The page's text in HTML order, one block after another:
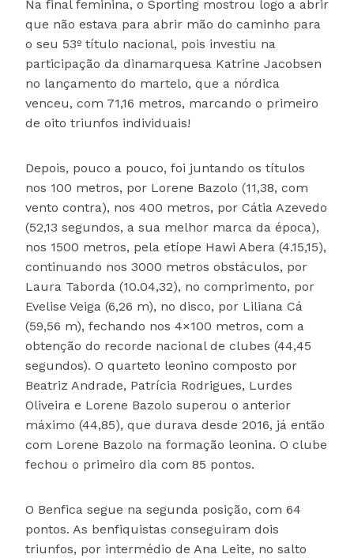
Na final feminina, o Sporting mostrou logo a abrir
que não estava para abrir mão do caminho para
o seu 53º título nacional, pois investiu na
participação da dinamarquesa Katrine Jacobsen
no lançamento do martelo, que a nórdica
venceu, com 71,16 metros, marcando o primeiro
de oito triunfos individuais!
Depois, pouco a pouco, foi juntando os títulos
nos 100 metros, por Lorene Bazolo (11,38, com
vento contra), nos 400 metros, por Cátia Azevedo
(52,13 segundos, a sua melhor marca da época),
nos 1500 metros, pela etíope Hawi Abera (4.15,15),
continuando nos 3000 metros obstáculos, por
Laura Taborda (10.04,32), no comprimento, por
Evelise Veiga (6,26 m), no disco, por Liliana Cá
(59,56 m), fechando nos 4×100 metros, com a
obtenção do recorde nacional de clubes (44,45
segundos). O quarteto leonino composto por
Beatriz Andrade, Patrícia Rodrigues, Lurdes
Oliveira e Lorene Bazolo superou o anterior
máximo (44,85), que durava desde 2016, já então
com Lorene Bazolo na formação leonina. O clube
fechou o primeiro dia com 85 pontos.
O Benfica segue na segunda posição, com 64
pontos. As benfiquistas conseguiram dois
triunfos, por intermédio de Ana Leite, no salto